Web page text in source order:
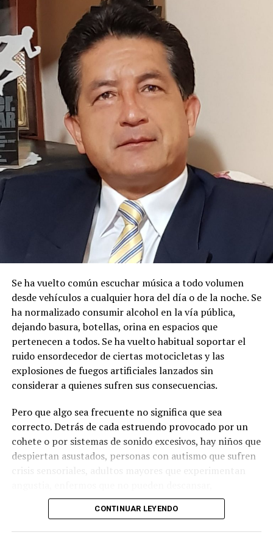
en el mismo que solicita la Autorización de
provenientes de la fuenteCAP-2V-QUEBRADA, CAP-
1V-QUEBRADA, CAP-4-QUEBRADA, CAP-3-
QUEBRADA, CAP-2-QUEBRADA, CAP-1-QUEBRADA
ubicada en
QUEBRADA SIN NOMBRE
parroquiaBOMBOÍZA, cantónGUALAQUIZA
provincia de MORONA SANTIAGO
Con estos antecedentes, en mi calidad de Autoridad
Única del Agua a nivel desconcentrado, se:
DISPONE:
Aceptar a trámite la solicitud de Autorización de Uso
y/o Aprovechamiento de Agua paraMINERÍA
haberse emitido el Certificado de Disponibilidad de Agua
(CDA), en cumplimiento con el artículo 23 de la Ley
Orgánica de Recursos Hídricos, Usos y Aprovechamiento
Reglamento General de Aplicación a la Ley. Por lo
expuesto, se dispone el cumplimiento de las siguientes
diligencias.
2.-Notifíquese a los señores:
MARIA ROSARIO SANCHEZ BUCLE
ANGEL BENITO CABRERA TORRES
ADRIANO MARIA ROMERO ALEMAN
LUIS CRISTOBAL UNUP NARANKAS
en su domicilio señalado en la petición inicial; y a los
usuarios desconocidos y presuntos mediante la fijación
de carteles que contendrán un extracto de la solicitud y
Se ha vuelto común escuchar música a todo volumen
desde vehículos a cualquier hora del día o de la noche. Se
ha normalizado consumir alcohol en la vía pública,
dejando basura, botellas, orina en espacios que
pertenecen a todos. Se ha vuelto habitual soportar el
ruido ensordecedor de ciertas motocicletas y las
explosiones de fuegos artificiales lanzados sin
considerar a quienes sufren sus consecuencias.
Pero que algo sea frecuente no significa que sea
correcto. Detrás de cada estruendo provocado por un
cohete o por sistemas de sonido excesivos, hay niños que
despiertan asustados, personas con autismo que sufren
crisis sensoriales, adultos mayores que experimentan
estudiantes que no logran concentrarse y animales que
viven momentos de verdadero terror.
CONTINUAR LEYENDO